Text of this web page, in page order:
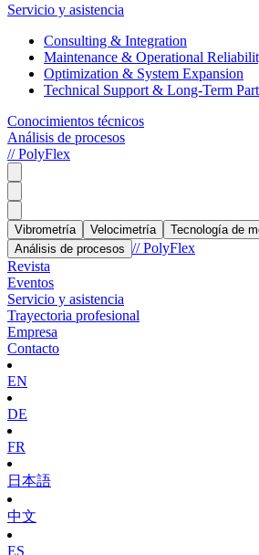
Servicio y asistencia
Consulting & Integration
Maintenance & Operational
Optimization & System Expansion
Technical Support & Long-Term
Conocimientos técnicos
Análisis de procesos
// PolyFlex
Vibrometría Velocimetría
Tecnología de
Análisis de procesos // PolyFlex
Revista
Eventos
Servicio y asistencia
Trayectoria profesional
Empresa
Contacto
EN
DE
FR
日本語
中文
ES